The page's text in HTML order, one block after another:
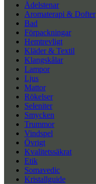
Ädelstenar
Aromaterapi & Dofter
Bad
Förpackningar
Hemtrevligt
Kläder & Textil
Klangskålar
Lampor
Ljus
Mattor
Rökelser
Seleniter
Smycken
Trummor
Vindspel
Övrigt
Kvalitetssäkrat
Etik
Somavedic
Kristallguide